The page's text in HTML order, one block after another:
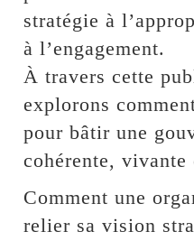
stratégie à
à l’engagement.
À travers cette
explorons
pour bâtir une
cohérente, vivante
Comment une
relier sa vision